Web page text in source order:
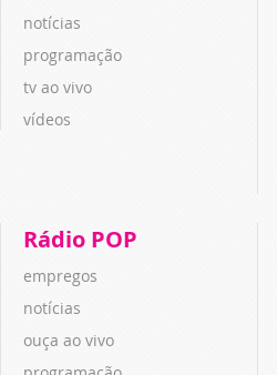
notícias
programação
tv ao vivo
vídeos
Rádio POP
empregos
notícias
ouça ao vivo